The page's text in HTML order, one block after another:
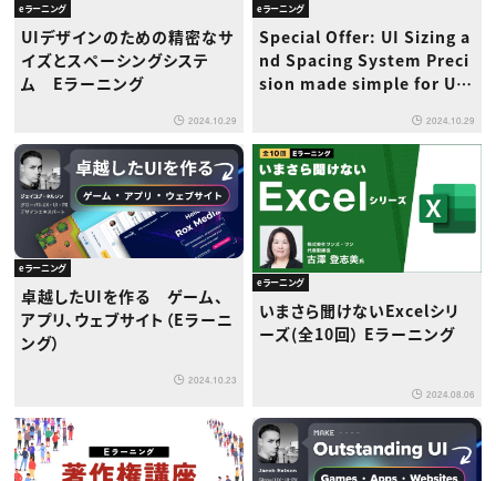
eラーニング
UIデザインのための精密なサ
イズとスペーシングシステ
ム Eラーニング
2024.10.29
eラーニング
Special Offer: UI Sizing a
nd Spacing System Preci
sion made simple for UI
2024.10.29
eラーニング
卓越したUIを作る ゲーム、
アプリ、ウェブサイト（Eラーニ
ング）
2024.10.23
eラーニング
いまさら聞けないExcelシリ
ーズ(全10回） Eラーニング
2024.08.06